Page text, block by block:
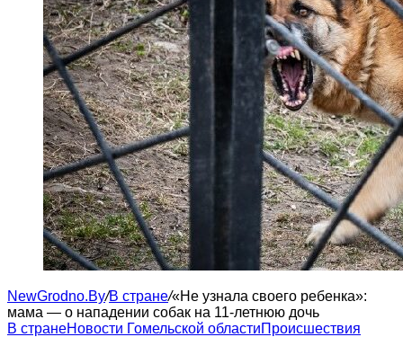
NewGrodno.By/В стране/«Не узнала своего ребенка»:
мама — о нападении собак на 11-летнюю дочь
В странеНовости Гомельской областиПроисшествия